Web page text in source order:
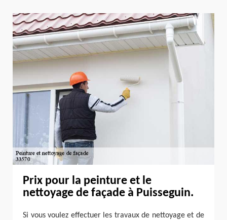
Prix pour la peinture et le
nettoyage de façade à Puisseguin.
Si vous voulez effectuer les travaux de nettoyage et de